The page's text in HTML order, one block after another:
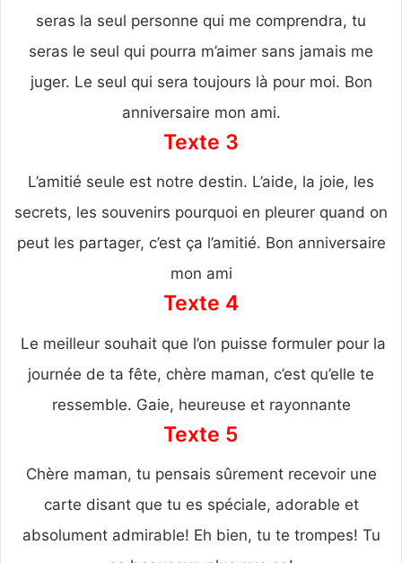
seras la seul personne qui me comprendra, tu
seras le seul qui pourra m’aimer sans jamais me
juger. Le seul qui sera toujours là pour moi. Bon
anniversaire mon ami.
Texte 3
L’amitié seule est notre destin. L’aide, la joie, les
secrets, les souvenirs pourquoi en pleurer quand on
peut les partager, c’est ça l’amitié. Bon anniversaire
mon ami
Texte 4
Le meilleur souhait que l’on puisse formuler pour la
journée de ta fête, chère maman, c’est qu’elle te
ressemble. Gaie, heureuse et rayonnante
Texte 5
Chère maman, tu pensais sûrement recevoir une
carte disant que tu es spéciale, adorable et
absolument admirable! Eh bien, tu te trompes! Tu